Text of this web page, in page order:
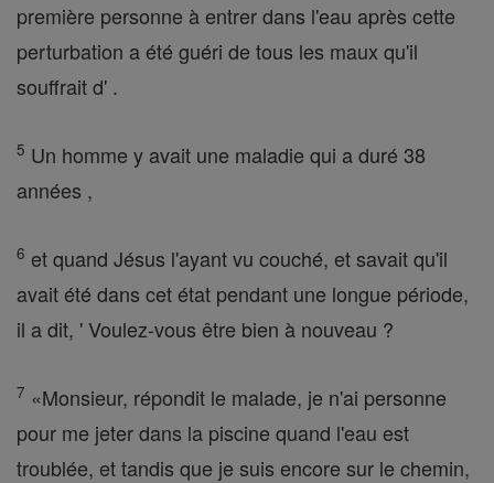
première personne à entrer dans l'eau après cette
perturbation a été guéri de tous les maux qu'il
souffrait d' .
5 Un homme y avait une maladie qui a duré 38
années ,
6 et quand Jésus l'ayant vu couché, et savait qu'il
avait été dans cet état pendant une longue période,
il a dit, ' Voulez-vous être bien à nouveau ?
7 «Monsieur, répondit le malade, je n'ai personne
pour me jeter dans la piscine quand l'eau est
troublée, et tandis que je suis encore sur le chemin,